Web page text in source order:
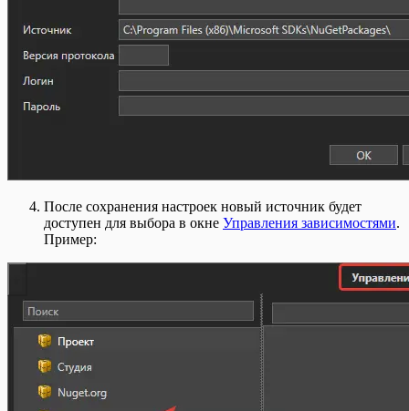
После сохранения настроек новый источник будет
доступен для выбора в окне Управления зависимостями.
Пример: